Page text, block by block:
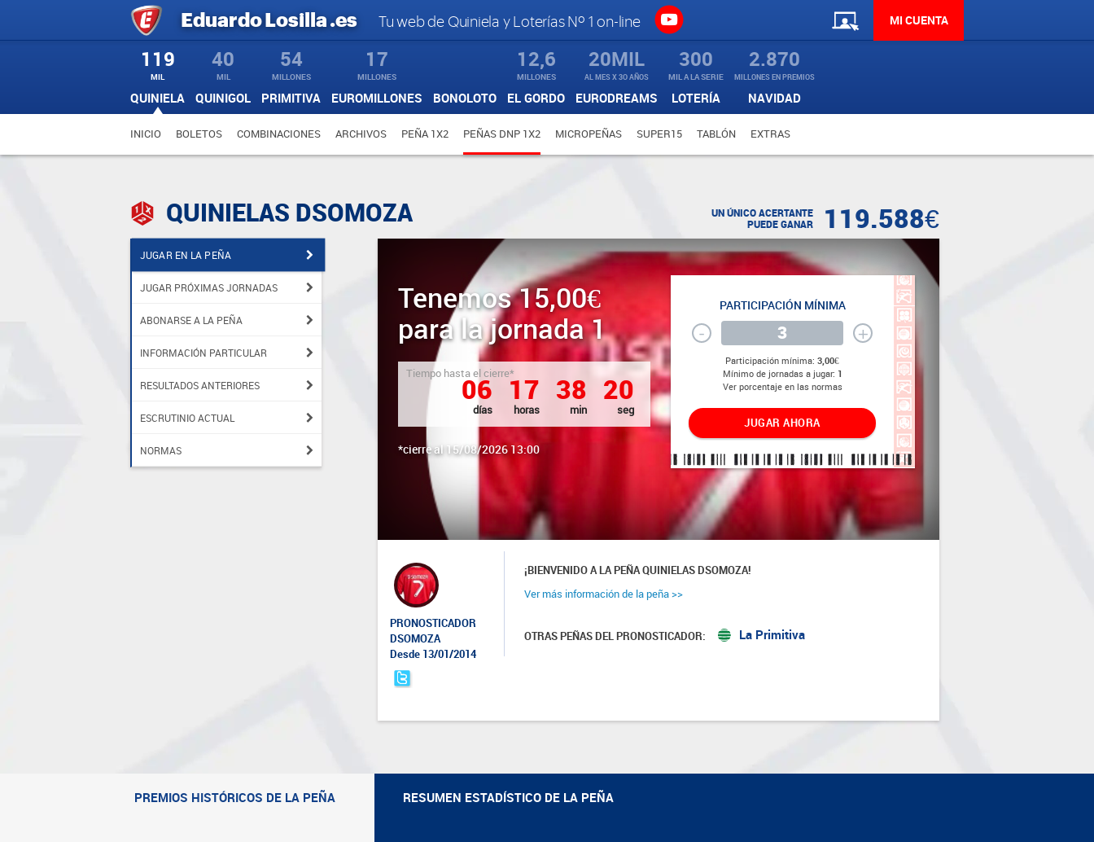
EduardoLosilla.es Tu web de Quiniela y Loterías Nº 1 on-line MI CUENTA
119
MIL
QUINIELA
40
MIL
QUINIGOL
54
MILLONES
PRIMITIVA
17
MILLONES
EUROMILLONES BONOLOTO
12,6
MILLONES
EL GORDO
20MIL
AL MES X 3O AÑOS
EURODREAMS
300
MIL A LA SERIE
LOTERÍA
2.870
MILLONES EN PREMIOS
NAVIDAD
INICIO BOLETOS COMBINACIONES ARCHIVOS PEÑA 1X2 PEÑAS DNP 1X2 MICROPEÑAS SUPER15 TABLÓN EXTRAS
QUINIELAS DSOMOZA
JUGAR EN LA PEÑA
JUGAR PRÓXIMAS JORNADAS
ABONARSE A LA PEÑA
INFORMACIÓN PARTICULAR
RESULTADOS ANTERIORES
ESCRUTINIO ACTUAL
NORMAS
UN ÚNICO ACERTANTE
PUEDE GANAR
119.588€
Tenemos 15,00€
para la jornada 1
Tiempo hasta el cierre*
06
días
17
horas
38
min
19
seg
*cierre al 15/08/2026 13:00
PARTICIPACIÓN MÍNIMA
- +
Participación mínima: 3,00€
Mínimo de jornadas a jugar: 1
Ver porcentaje en las normas
JUGAR AHORA
PRONOSTICADOR
DSOMOZA
Desde 13/01/2014
¡BIENVENIDO A LA PEÑA QUINIELAS DSOMOZA!
Ver más información de la peña >>
OTRAS PEÑAS DEL PRONOSTICADOR: La Primitiva
PREMIOS HISTÓRICOS DE LA PEÑA RESUMEN ESTADÍSTICO DE LA PEÑA